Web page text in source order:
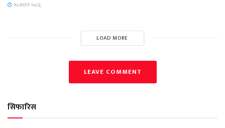
२५ साउन २०८३,
LOAD MORE
LEAVE COMMENT
सिफारिस